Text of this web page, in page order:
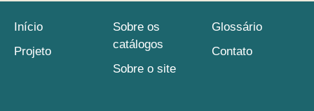
Início
Projeto
Sobre os
catálogos
Sobre o site
Glossário
Contato